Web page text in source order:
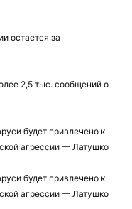
остается за
2,5 тыс. сообщений о
будет привлечено к
агрессии — Латушко
будет привлечено к
агрессии — Латушко